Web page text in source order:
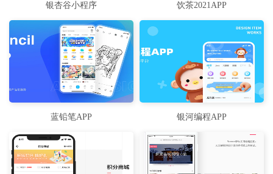
银杏谷小程序 饮茶2021APP
蓝铅笔APP 银河编程APP